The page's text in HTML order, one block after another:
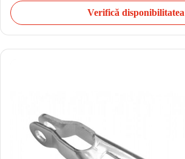
Verifică disponibilitatea